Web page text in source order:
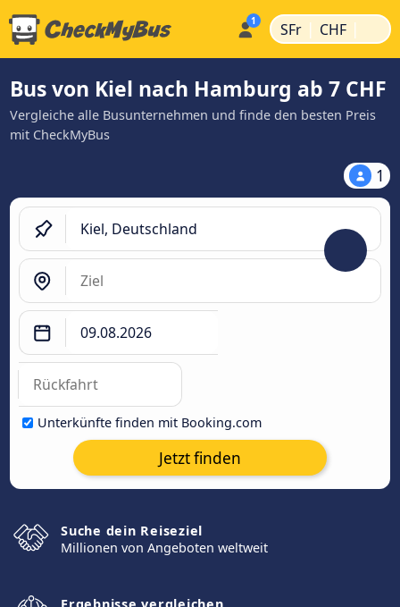
SFr | CHF |
Bus von Kiel nach Hamburg ab 7 CHF
Vergleiche alle Busunternehmen und finde den besten Preis
mit CheckMyBus
1
Unterkünfte finden mit Booking.com
Jetzt finden
Suche dein Reiseziel
Millionen von Angeboten weltweit